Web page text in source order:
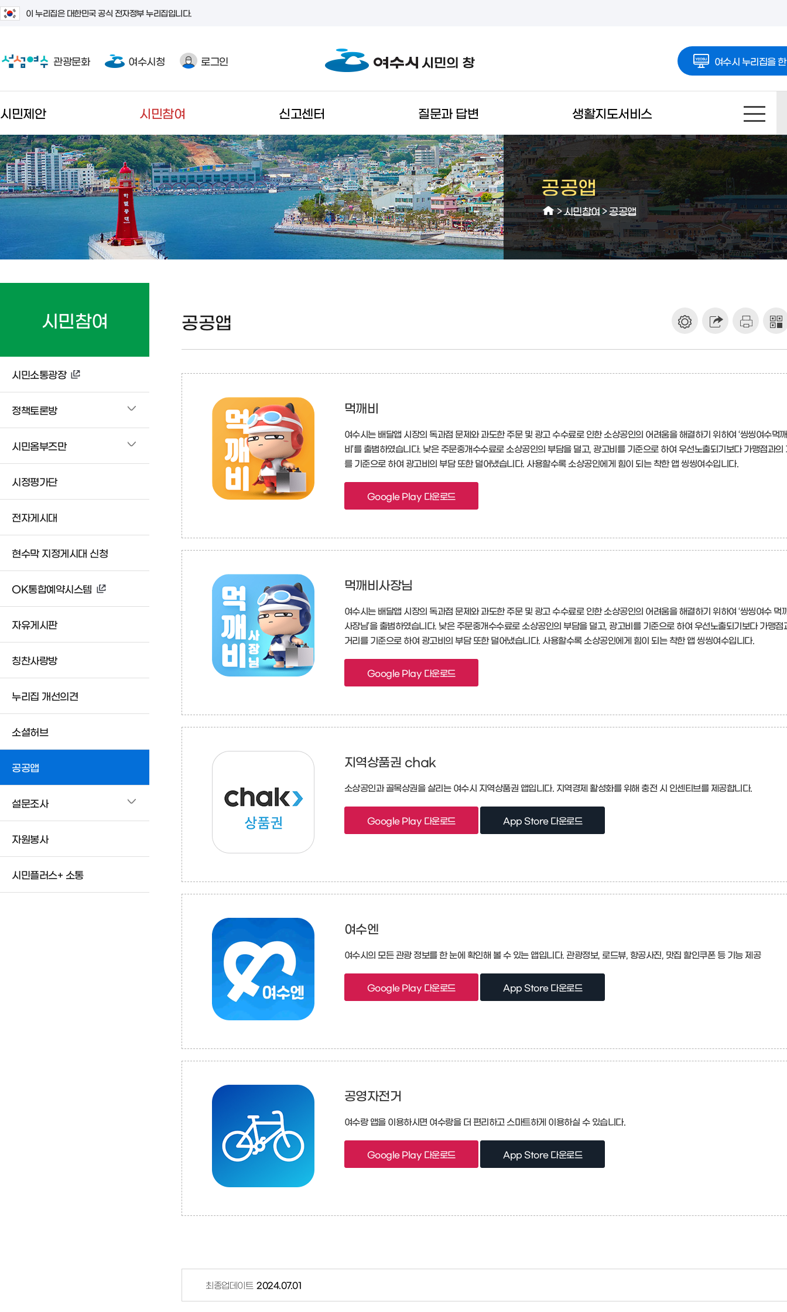
이 누리집은 대한민국 공식 전자정부 누리집입니다.
관광문화 여수시청 로그인 여수시 누리집을
시민제안 시민참여 신고센터 질문과 답변 생활지도서비스
공공앱
>시민참여> 공공앱
시민참여
시민소통광장
정책토론방
시민옴부즈만
시정평가단
전자게시대
현수막 지정게시대 신청
OK통합예약시스템
자유게시판
칭찬사랑방
누리집 개선의견
소셜허브
공공앱
설문조사
자원봉사
시민플러스+ 소통
공공앱
먹깨비
여수시는 배달앱 시장의 독과점 문제와 과도한 주문 및 광고 수수료로 인한 소상공인의 어려움을 해결하기 위하여 ‘씽씽여수먹깨
비’를 출범하였습니다. 낮은 주문중개수수료로 소상공인의 부담을 덜고, 광고비를 기준으로 하여 우선노출되기보다 가맹점과의
를 기준으로 하여 광고비의 부담 또한 덜어냈습니다. 사용할수록 소상공인에게 힘이 되는 착한 앱 씽씽여수입니다.
Google Play 다운로드
먹깨비사장님
여수시는 배달앱 시장의 독과점 문제와 과도한 주문 및 광고 수수료로 인한 소상공인의 어려움을 해결하기 위하여 ‘씽씽여수 먹
사장님’을 출범하였습니다. 낮은 주문중개수수료로 소상공인의 부담을 덜고, 광고비를 기준으로 하여 우선노출되기보다 가맹점
거리를 기준으로 하여 광고비의 부담 또한 덜어냈습니다. 사용할수록 소상공인에게 힘이 되는 착한 앱 씽씽여수입니다.
Google Play 다운로드
지역상품권 chak
소상공인과 골목상권을 살리는 여수시 지역상품권 앱입니다. 지역경제 활성화를 위해 충전 시 인센티브를 제공합니다.
Google Play 다운로드 App Store 다운로드
여수엔
여수시의 모든 관광 정보를 한 눈에 확인해 볼 수 있는 앱입니다. 관광정보, 로드뷰, 항공사진, 맛집 할인쿠폰 등 기능 제공
Google Play 다운로드 App Store 다운로드
공영자전거
여수랑 앱을 이용하시면 여수랑을 더 편리하고 스마트하게 이용하실 수 있습니다.
Google Play 다운로드 App Store 다운로드
최종업데이트 2024.07.01